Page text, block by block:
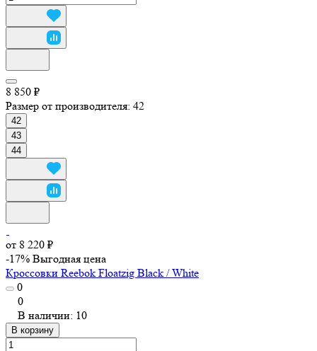
8 850 ₽
Размер от производителя: 42
42
43
44
от 8 220 ₽
-17% Выгодная цена
Кроссовки Reebok Floatzig Black / White
0
0
В наличии: 10
В корзину